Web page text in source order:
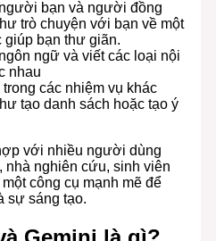
bạn và người đồng
trò chuyện với bạn về một
giúp bạn thư giãn.
ngữ và viết các loại nội
nhau
các nhiệm vụ khác
tạo danh sách hoặc tạo ý
với nhiều người dùng
nhà nghiên cứu, sinh viên
công cụ mạnh mẽ để
sự sáng tạo.